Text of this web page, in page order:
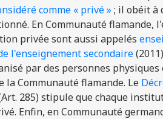
comme « privé » ; il obéit à
En Communauté
privée sont aussi appelés
l'enseignement secondaire
par des personnes
Communauté flamande. Le
285) stipule que chaque
Enfin, en Communauté